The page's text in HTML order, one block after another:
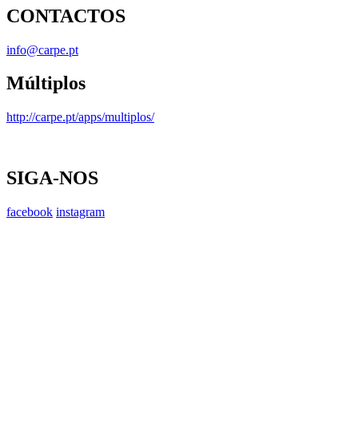
CONTACTOS
info@carpe.pt
Múltiplos
http://carpe.pt/apps/multiplos/
SIGA-NOS
facebook instagram